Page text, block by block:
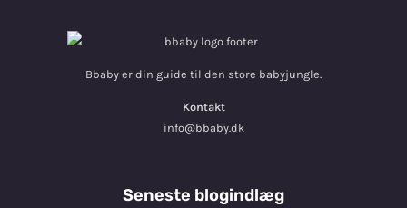
Bbaby er din guide til den store babyjungle.
Kontakt
info@bbaby.dk
Seneste blogindlæg